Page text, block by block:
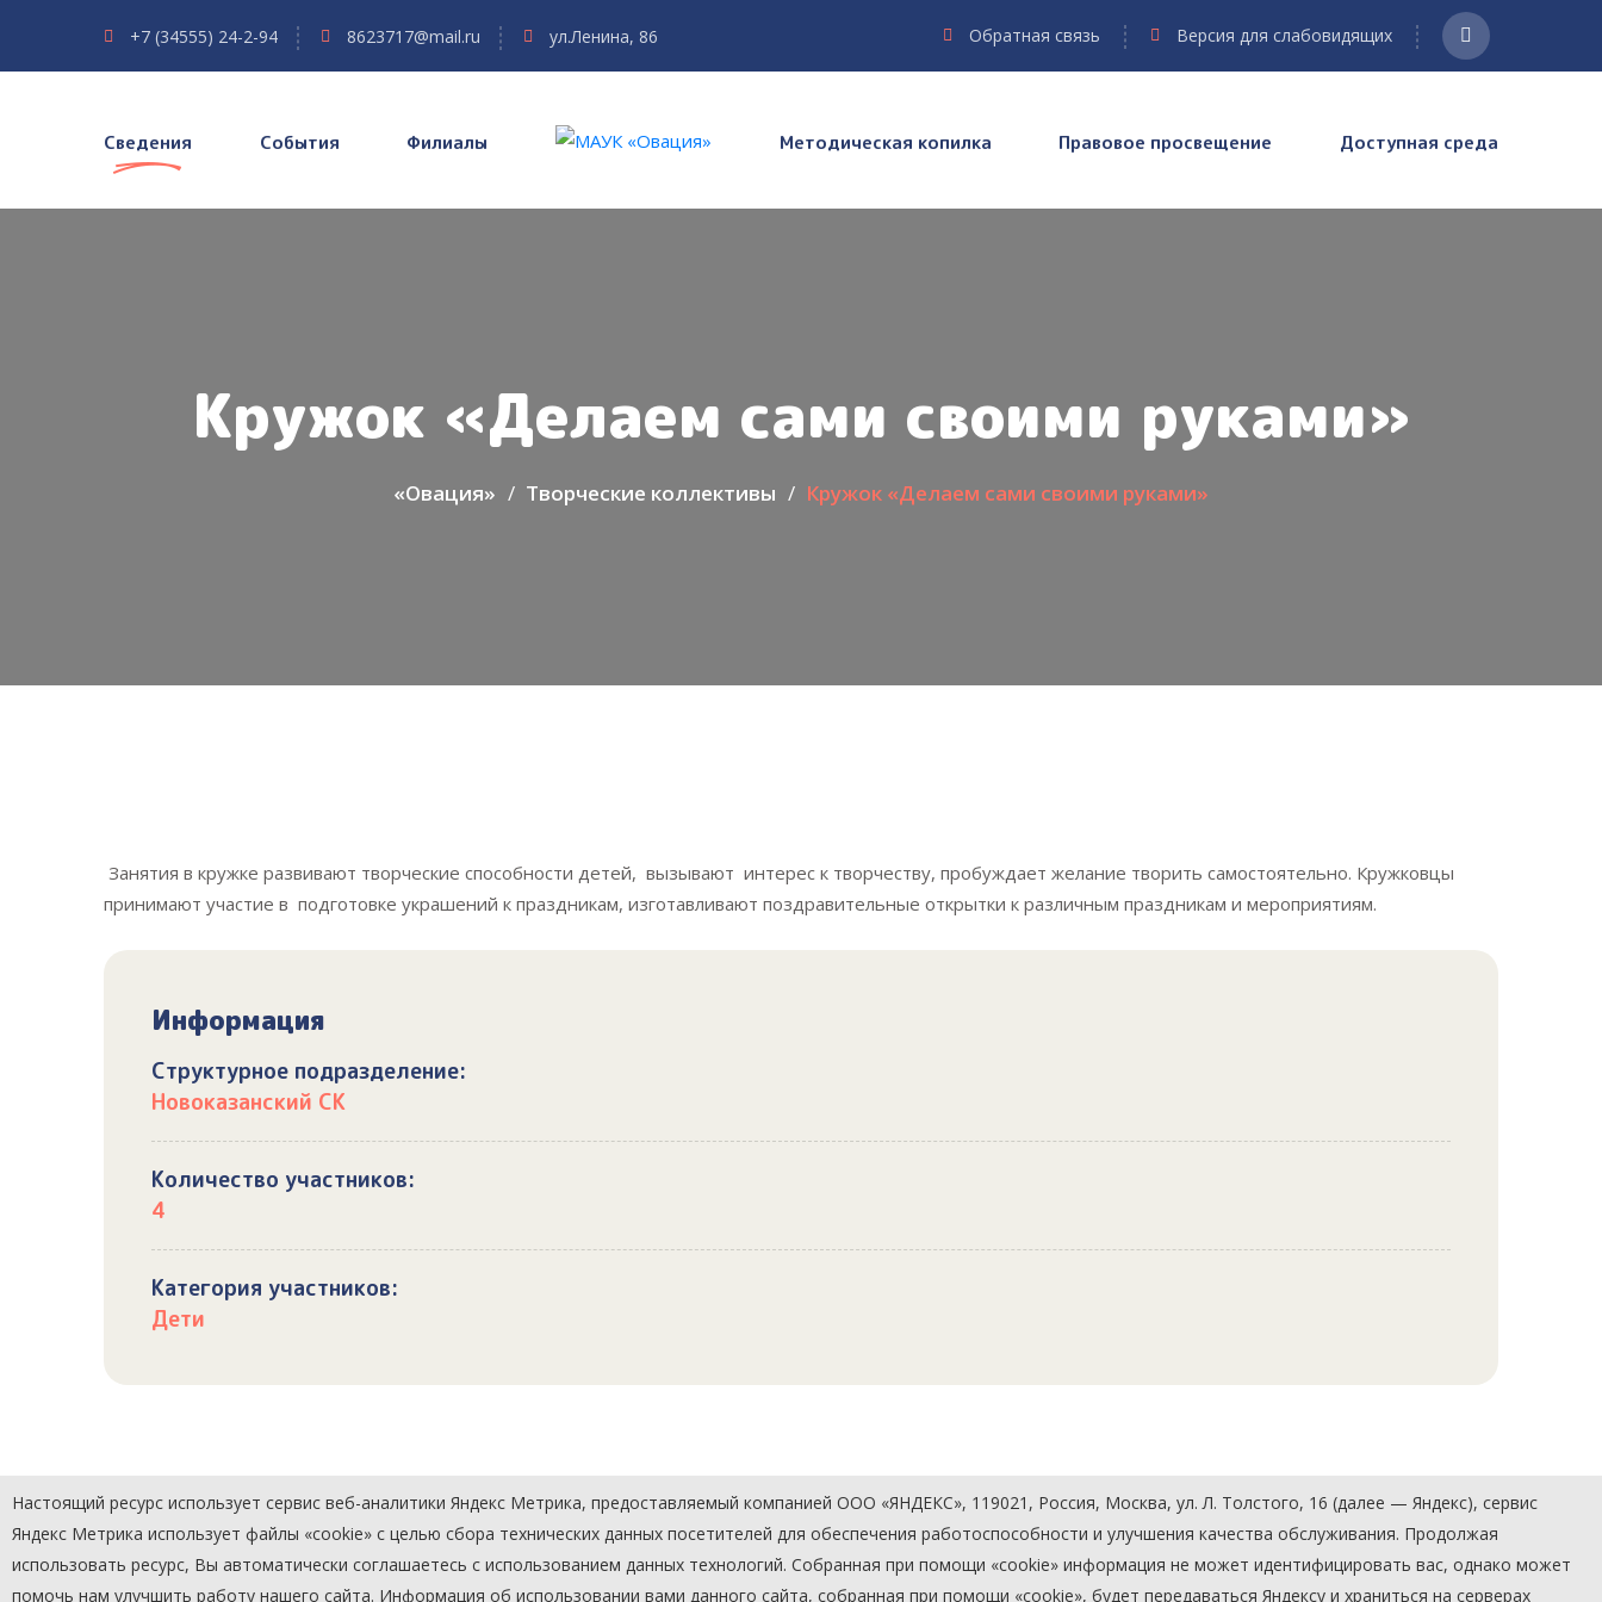
+7 (34555) 24-2-94 8623717@mail.ru ул.Ленина, 86 Обратная связь Версия для слабовидящих
Сведения События Филиалы Методическая копилка Правовое просвещение Доступная среда
Кружок «Делаем сами своими руками»
«Овация» Творческие коллективы Кружок «Делаем сами своими руками»
Занятия в кружке развивают творческие способности детей, вызывают интерес к творчеству, пробуждает желание творить самостоятельно. Кружковцы
принимают участие в подготовке украшений к праздникам, изготавливают поздравительные открытки к различным праздникам и мероприятиям.
Информация
Структурное подразделение:
Новоказанский СК
Количество участников:
4
Категория участников:
Дети
Настоящий ресурс использует сервис веб-аналитики Яндекс Метрика, предоставляемый компанией ООО «ЯНДЕКС», 119021, Россия, Москва, ул. Л. Толстого, 16 (далее — Яндекс), сервис
Яндекс Метрика использует файлы «cookie» с целью сбора технических данных посетителей для обеспечения работоспособности и улучшения качества обслуживания. Продолжая
использовать ресурс, Вы автоматически соглашаетесь с использованием данных технологий. Собранная при помощи «cookie» информация не может идентифицировать вас, однако может
помочь нам улучшить работу нашего сайта. Информация об использовании вами данного сайта, собранная при помощи «cookie», будет передаваться Яндексу и храниться на серверах